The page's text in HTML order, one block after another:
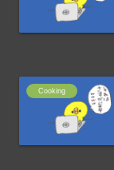
Cooking